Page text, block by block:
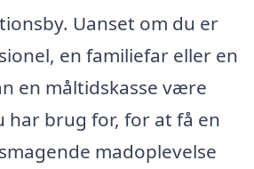
Uanset om du er
en familiefar eller en
en måltidskasse være
har brug for, for at få en
madoplevelse